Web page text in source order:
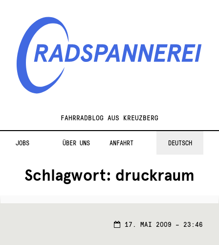
RadspannereiFAHRRADBLOG AUS KREUZBERG
JOBS ÜBER UNS ANFAHRT DEUTSCH
Schlagwort: druckraum
17. MAI 2009 – 23:46